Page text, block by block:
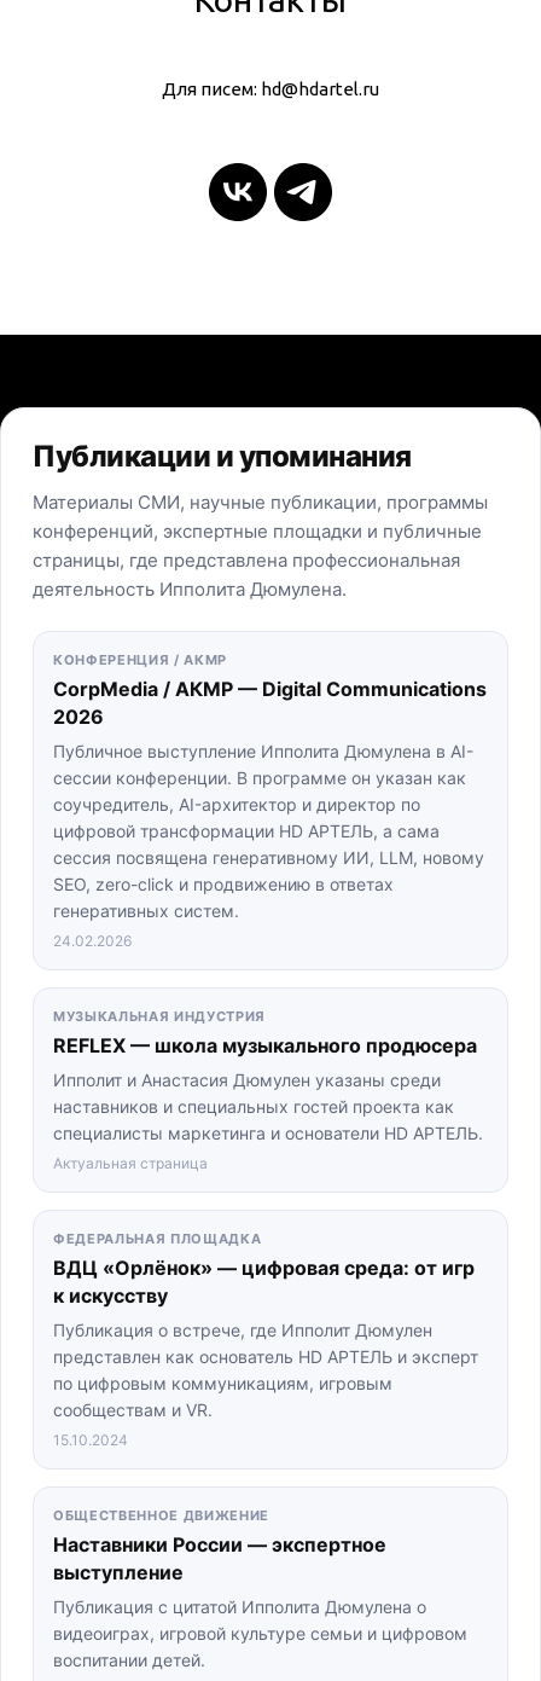
Для писем: hd@hdartel.ru
Публикации и упоминания
Материалы СМИ, научные публикации, программы
конференций, экспертные площадки и публичные
страницы, где представлена профессиональная
деятельность Ипполита Дюмулена.
КОНФЕРЕНЦИЯ / АКМР
CorpMedia / АКМР — Digital Communications
2026
Публичное выступление Ипполита Дюмулена в AI-
сессии конференции. В программе он указан как
соучредитель, AI-архитектор и директор по
цифровой трансформации HD АРТЕЛЬ, а сама
сессия посвящена генеративному ИИ, LLM, новому
SEO, zero-click и продвижению в ответах
генеративных систем.
24.02.2026
МУЗЫКАЛЬНАЯ ИНДУСТРИЯ
REFLEX — школа музыкального продюсера
Ипполит и Анастасия Дюмулен указаны среди
наставников и специальных гостей проекта как
специалисты маркетинга и основатели HD АРТЕЛЬ.
Актуальная страница
ФЕДЕРАЛЬНАЯ ПЛОЩАДКА
ВДЦ «Орлёнок» — цифровая среда: от игр
к искусству
Публикация о встрече, где Ипполит Дюмулен
представлен как основатель HD АРТЕЛЬ и эксперт
по цифровым коммуникациям, игровым
сообществам и VR.
15.10.2024
ОБЩЕСТВЕННОЕ ДВИЖЕНИЕ
Наставники России — экспертное
выступление
Публикация с цитатой Ипполита Дюмулена о
видеоиграх, игровой культуре семьи и цифровом
воспитании детей.